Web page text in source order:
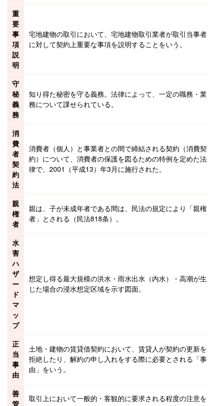
重
要
事
項
説
明
宅地建物の取引において、 宅地建物取引業者が取引当事者
に対して契約上重要な事項を説明することをいう。
守
秘
義
務
知り得た秘密を守る義務。法律によって、一定の職務・業
務について課せられている。
消
費
者
契
約
法
消費者（個人）と事業者との間で締結される契約（消費契
約）について、消費者の保護を図るための特例を定めた法
律で、2001（平成13）年3月に施行された。
親
権
者
親は、子が未成年者である間は、民法の規定により「親権
者」とされる（民法818条）。
水
害
ハ
ザ
ー
ド
マ
ッ
プ
想定し得る最大規模の洪水・雨水出水（内水）・高潮が生
じた場合の浸水想定区域を示す図面。
正
当
事
由
土地・ 建物の賃貸借契約において、賃貸人が契約の更新を
拒絶したり、解約の申し入れをする際に必要とされる「事
由」をいう。
善
管
取引上において一般的・客観的に要求される程度の注意を